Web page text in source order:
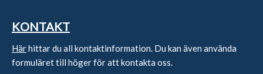
KONTAKT
Härhittar du all kontaktinformation. Du kan även använda
formuläret till höger för att kontakta oss.